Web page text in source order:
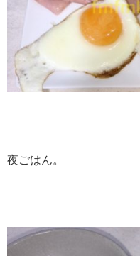
夜ごはん。